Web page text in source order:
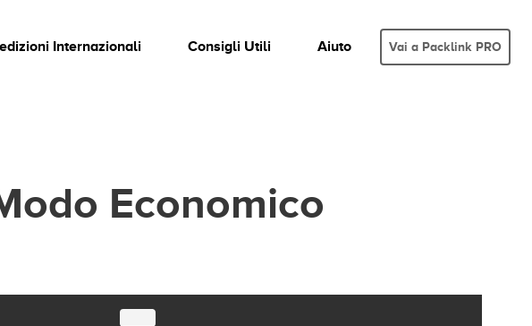
Internazionali Consigli Utili Aiuto Vai a Packlink PRO
Economico